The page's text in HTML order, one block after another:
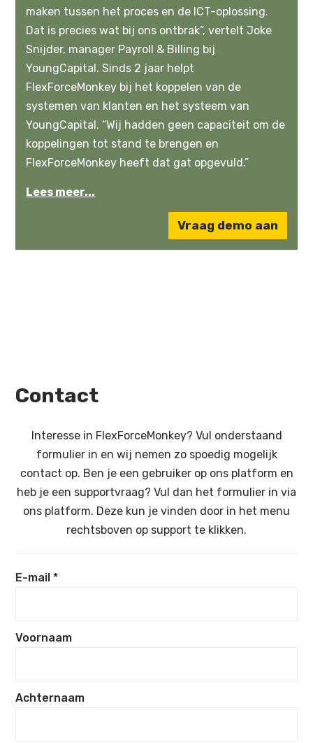
maken tussen het proces en de ICT-oplossing.
Dat is precies wat bij ons ontbrak”, vertelt Joke
Snijder, manager Payroll & Billing bij
YoungCapital. Sinds 2 jaar helpt
FlexForceMonkey bij het koppelen van de
systemen van klanten en het systeem van
YoungCapital. “Wij hadden geen capaciteit om de
koppelingen tot stand te brengen en
FlexForceMonkey heeft dat gat opgevuld.”
Lees meer...
Vraag demo aan
Contact
Interesse in FlexForceMonkey? Vul onderstaand
formulier in en wij nemen zo spoedig mogelijk
contact op. Ben je een gebruiker op ons platform en
heb je een supportvraag? Vul dan het formulier in via
ons platform. Deze kun je vinden door in het menu
rechtsboven op support te klikken.
E-mail *
Voornaam
Achternaam